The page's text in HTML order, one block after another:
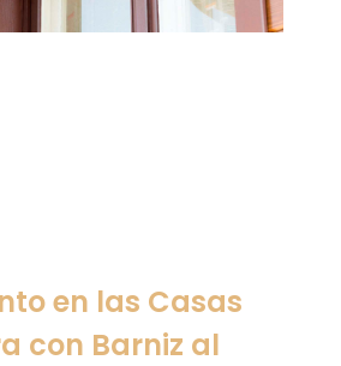
en las Casas
con Barniz al